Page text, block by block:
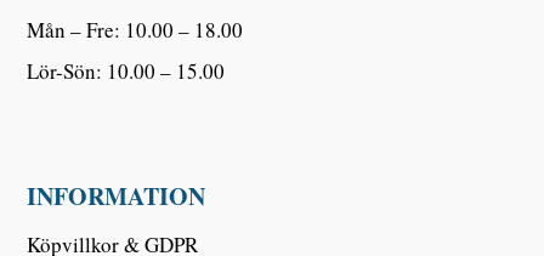
Mån – Fre: 10.00 – 18.00
Lör-Sön: 10.00 – 15.00
INFORMATION
Köpvillkor & GDPR